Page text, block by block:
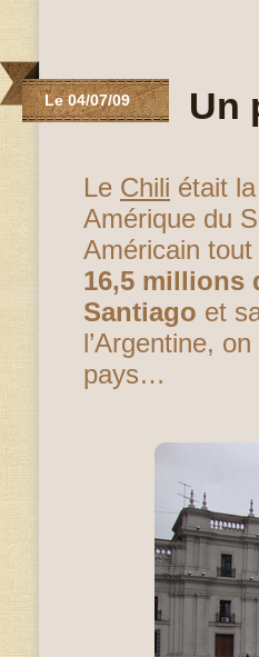
Le 04/07/09 Un
Le Chili était
Amérique du
Américain
16,5 millions
Santiago et
l’Argentine,
pays…